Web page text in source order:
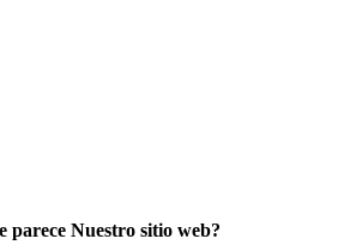
parece Nuestro sitio web?